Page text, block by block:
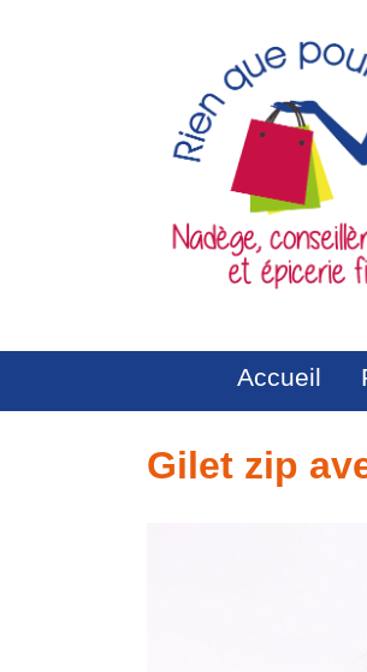
Rien que pour vous
Rien que pour vous
Accueil
Gilet zip